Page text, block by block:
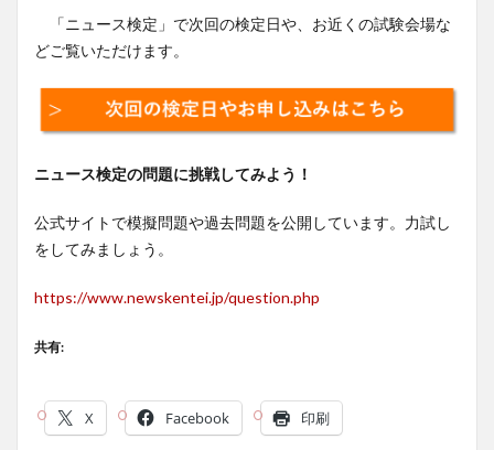
「ニュース検定」で次回の検定日や、お近くの試験会場な
どご覧いただけます。
ニュース検定の問題に挑戦してみよう！
公式サイトで模擬問題や過去問題を公開しています。力試し
をしてみましょう。
https://www.newskentei.jp/question.php
共有:
X Facebook 印刷